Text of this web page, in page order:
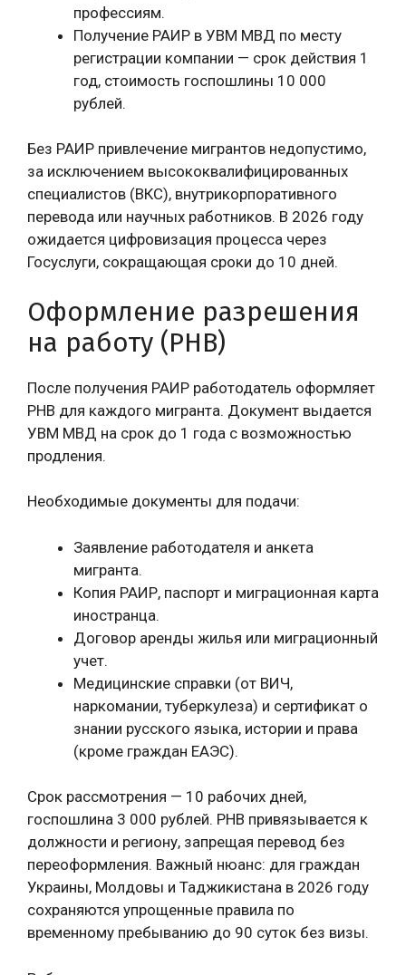
профессиям.
Получение РАИР в УВМ МВД по месту
регистрации компании — срок действия 1
год, стоимость госпошлины 10 000
рублей.
Без РАИР привлечение мигрантов недопустимо,
за исключением высококвалифицированных
специалистов (ВКС), внутрикорпоративного
перевода или научных работников. В 2026 году
ожидается цифровизация процесса через
Госуслуги, сокращающая сроки до 10 дней.
Оформление разрешения
на работу (РНВ)
После получения РАИР работодатель оформляет
РНВ для каждого мигранта. Документ выдается
УВМ МВД на срок до 1 года с возможностью
продления.
Необходимые документы для подачи:
Заявление работодателя и анкета
мигранта.
Копия РАИР, паспорт и миграционная карта
иностранца.
Договор аренды жилья или миграционный
учет.
Медицинские справки (от ВИЧ,
наркомании, туберкулеза) и сертификат о
знании русского языка, истории и права
(кроме граждан ЕАЭС).
Срок рассмотрения — 10 рабочих дней,
госпошлина 3 000 рублей. РНВ привязывается к
должности и региону, запрещая перевод без
переоформления. Важный нюанс: для граждан
Украины, Молдовы и Таджикистана в 2026 году
сохраняются упрощенные правила по
временному пребыванию до 90 суток без визы.